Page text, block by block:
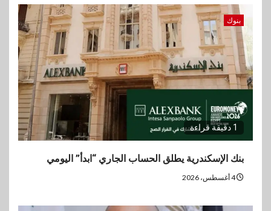
بنوك
1 دقيقة قراءة
بنك الإسكندرية يطلق الحساب الجاري “ابدأ” اليومي
4 أغسطس، 2026